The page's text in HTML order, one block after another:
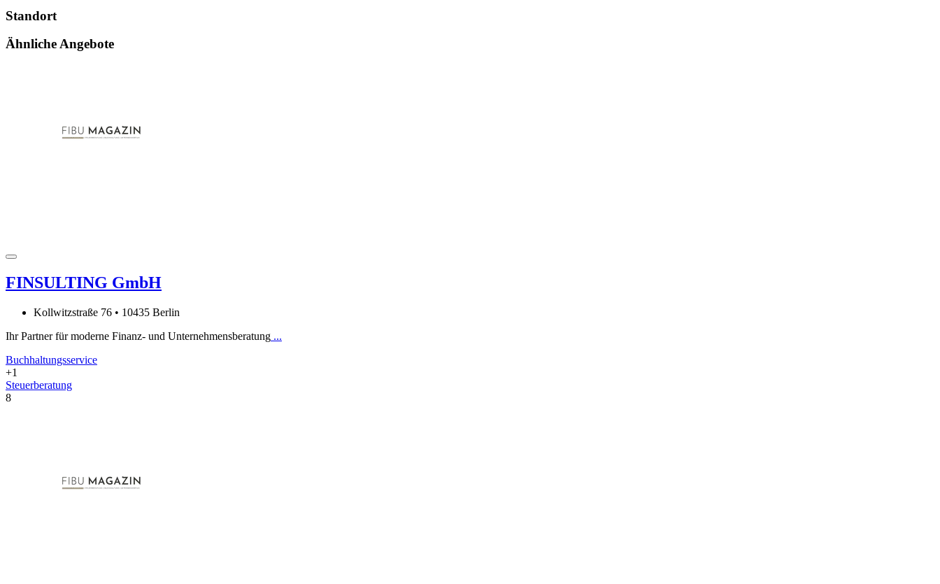
Standort
Ähnliche Angebote
FINSULTING GmbH
Kollwitzstraße 76 • 10435 Berlin
Ihr Partner für moderne Finanz- und Unternehmensberatung ...
Buchhaltungsservice
+1
Steuerberatung
8